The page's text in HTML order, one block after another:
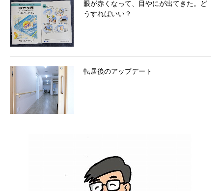
眼が赤くなって、目やにが出てきた。ど
うすればいい？
転居後のアップデート